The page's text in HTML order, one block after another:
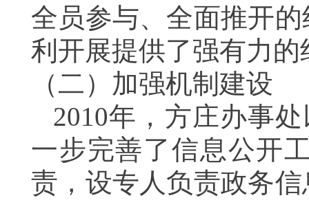
全员参与、全面推开
利开展提供了强有力的
（二）加强机制建设
2010年，方庄办事
一步完善了信息公开
责，设专人负责政务